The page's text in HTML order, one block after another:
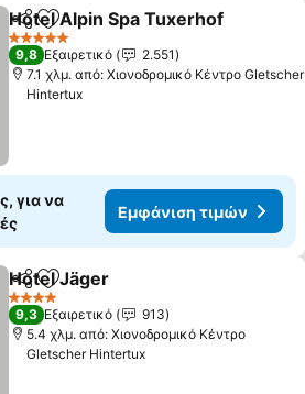
Κοινοποίηση
Προσθήκη στα αγαπημένα
Hotel Alpin Spa Tuxerhof
5 Αστέρια
9,8 Εξαιρετικό
2.551
7.1 χλμ. από: Χιονοδρομικό Κέντρο Gletscher
Hintertux
για να
Εμφάνιση τιμών
Κοινοποίηση
Προσθήκη στα αγαπημένα
Hotel Jäger
4 Αστέρια
9,3 Εξαιρετικό
913
5.4 χλμ. από: Χιονοδρομικό Κέντρο
Gletscher Hintertux